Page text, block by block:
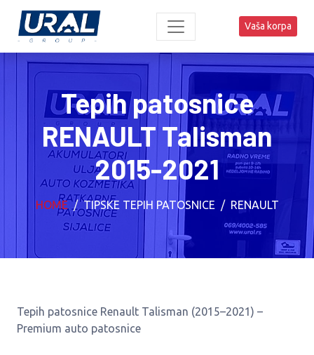
Vaša korpa
Tepih patosnice
RENAULT Talisman
2015-2021
HOME TIPSKE TEPIH PATOSNICE RENAULT
Tepih patosnice Renault Talisman (2015–2021) –
Premium auto patosnice